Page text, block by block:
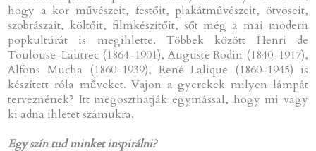
hogy a kor művészeit, festőit, plakátművészeit, ötvöseit,
szobrászait, költőit, filmkészítőit, sőt még a mai modern
popkultúrát is megihlette. Többek között Henri de
Toulouse-Lautrec (1864-1901), Auguste Rodin (1840-1917),
Alfons Mucha (1860-1939), René Lalique (1860-1945) is
készített róla műveket. Vajon a gyerekek milyen lámpát
terveznének? Itt megoszthatják egymással, hogy mi vagy
ki adna ihletet számukra.
Egy szín tud minket inspirálni?